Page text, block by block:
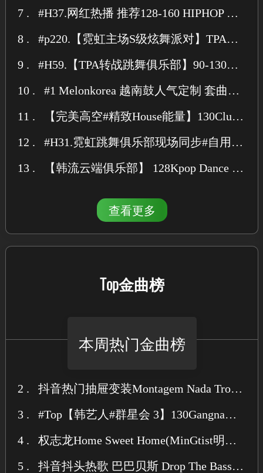
7 .
#H37.网红热播 推荐128-160 HIPHOP KPOP 36首 跳舞俱乐部实战(点位图）#中英韩 #全套私改MASHUP ID
8 .
#p220.【霓虹主场S级炫舞派对】TPA世界 極巡演100-130 House pop Dance Hip57首 说唱流行 M!xtape #含点位
9 .
#H59.【TPA转战跳舞俱乐部】90-130HipHop Pop House 54首#点位图霓虹多元素中后场 主流 ASK 歌路流行
10 .
#1 Melonkorea 越南鼓人气定制 套曲试听 Happy Vina
11 .
【完美高空#精致House能量】130Club House EDM 30首#纯英文商业电子 MAKE ME LIE Mix
12 .
#H31.霓虹跳舞俱乐部现场同步#自用 128 KPOP&国朝中文ID 穿插HBounce 31首小厅必备 歌路
13 .
【韩流云端俱乐部】 128Kpop Dance 24首 女团合集 蹦迪舞姿 最亲近共鸣新思路 风花雪月Mix
查看更多
Top金曲榜
本周热门金曲榜
2 .
抖音热门抽屉变装Montagem Nada Tropica (胖达圆圆 KELIN小临 Remix)
3 .
#Top【韩艺人#群星会 3】130GangnamBounce Pack 108首最强ID 合集试听Mix2.24
4 .
权志龙Home Sweet Home(MinGtist明鸡 Bootleg)
5 .
抖音抖头热歌 巴巴贝斯 Drop The Bass (Original Mix)